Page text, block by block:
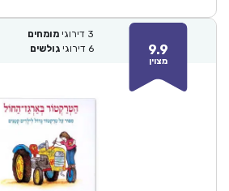
9.9
מצוין
3 דירוגי מומחים
6 דירוגי גולשים